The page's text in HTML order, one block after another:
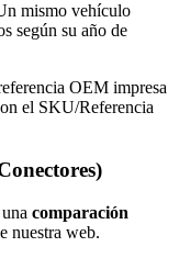
mismo vehículo
según su año de
OEM impresa
el SKU/Referencia
comparación
nuestra web.